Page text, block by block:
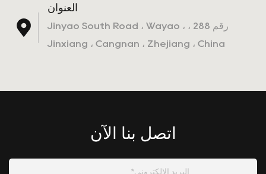
العنوان
رقم 288 ، Jinyao South Road ، Wayao ،
Jinxiang ، Cangnan ، Zhejiang ، China
اتصل بنا الآن